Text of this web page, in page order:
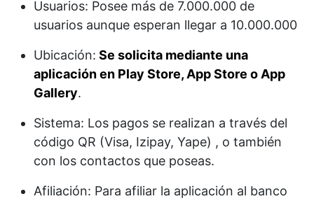
Usuarios: Posee más de 7.000.000 de
usuarios aunque esperan llegar a 10.000.000
Ubicación: Se solicita mediante una
aplicación en Play Store, App Store o App
Gallery.
Sistema: Los pagos se realizan a través del
código QR (Visa, Izipay, Yape) , o también
con los contactos que poseas.
Afiliación: Para afiliar la aplicación al banco